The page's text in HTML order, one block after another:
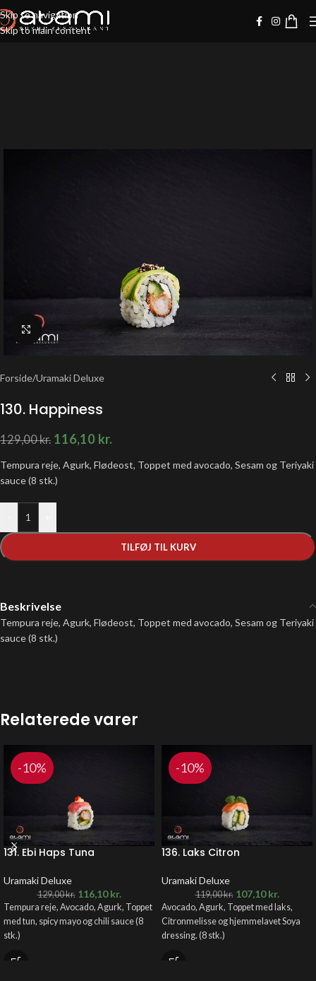
Skip to navigation
Skip to main content
Klik for at forstørre
Forside/Uramaki Deluxe
130. Happiness
129,00kr. 116,10 kr.
Tempura reje, Agurk, Flødeost, Toppet med avocado, Sesam og Teriyaki
sauce (8 stk.)
TILFØJ TIL KURV
Beskrivelse
Tempura reje, Agurk, Flødeost, Toppet med avocado, Sesam og Teriyaki
sauce (8 stk.)
Relaterede varer
-10%
131. Ebi Haps Tuna
Uramaki Deluxe
129,00kr. 116,10kr.
Tempura reje, Avocado, Agurk, Toppet
med tun, spicy mayo og chili sauce (8
stk.)
-10%
136. Laks Citron
Uramaki Deluxe
119,00kr. 107,10kr.
Avocado, Agurk, Toppet med laks,
Citronmelisse og hjemmelavet Soya
dressing. (8 stk.)